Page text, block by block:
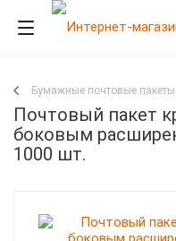
Бумажные почтовые пакеты
Почтовый пакет
боковым
1000 шт.